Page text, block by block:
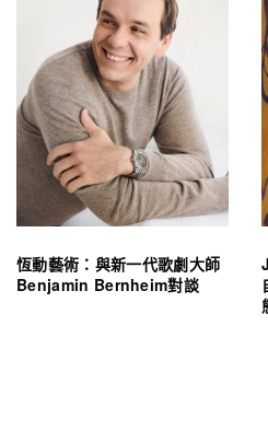
恆動藝術：與新一代歌劇大師
Benjamin Bernheim對談